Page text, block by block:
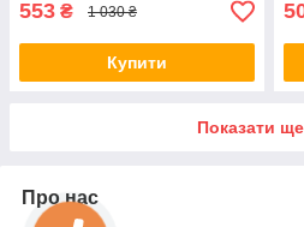
553 ₴ 1 030 ₴
Купити
Показати ще
Про нас